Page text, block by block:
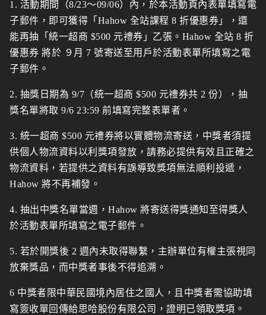
1. 活動期間（8/23～09/06）內，於本活動頁內表單填寫電
子郵件，即可獲得「Hahow 全站課程 8 折優惠券」，還
能再抽「統一超商 $500 元禮券」乙張。 Hahow 全站 8 折
優惠券 將於 ９月 7 號寄送至用戶於活動表單所填寫之電
子郵件。
2. 抽獎日期為 9/7（統一超商 $500 元禮券共 2 份），抽
獎名單將取 9/6 23:59 前填寫完整表單者。
3. 統一超商 $500 元禮券將以實體物流寄送，中獎者須提
供個人物流資料以利獎項發放，請務必提供有效且正確之
物流資料，若提供之資料有誤導致獎項無法順利投遞，
Hahow 將不再補發。
4. 抽出中獎名單當週，Hahow 將寄送得獎通知至得獎人
於活動表單所填寫之電子郵件。
5. 若於開獎後 2 週內未取得聯繫，主辦單位有權主張視同
放棄獎品，而中獎者事後不得追溯。
6 中獎者限中華民國境內居住之國人，且中獎者需協助填
寫簽收單回傳給思哈股份有限公司，證明已領取獎項。